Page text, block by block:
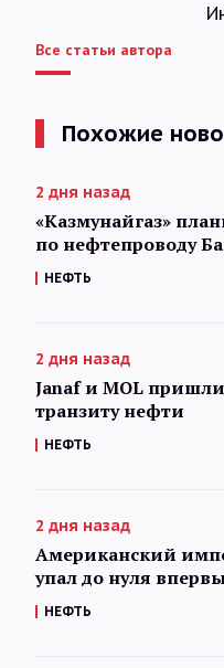
Все статьи автора
Похожие
2 дня назад
«Казмунайгаз»
по нефтепроводу
НЕФТЬ
2 дня назад
Janaf и MOL
транзиту нефти
НЕФТЬ
2 дня назад
Американский
упал до нуля
НЕФТЬ